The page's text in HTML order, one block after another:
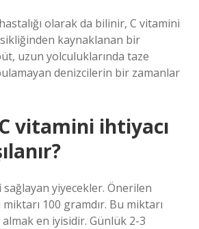
olarak da bilinir, C vitamini
kaynaklanan bir
uzun yolculuklarında taze
denizcilerin bir zamanlar
vitamini ihtiyacı
yiyecekler. Önerilen
100 gramdır. Bu miktarı
almak en iyisidir. Günlük 2-3